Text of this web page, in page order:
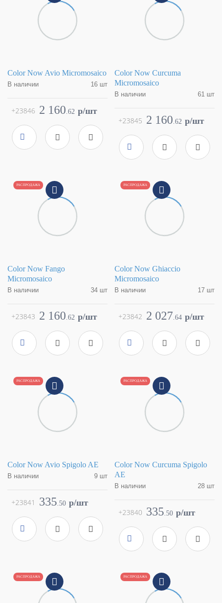
Color Now Avio Micromosaico
В наличии
16 шт
FAP Ceramiche
Страна
Италия
Размер
30,5x30,5
Цвет
синий
Поверхность
матовая
2 160.62 p/шт
+23846
Color Now Curcuma
Micromosaico
В наличии
61 шт
FAP Ceramiche
Страна
Италия
Размер
30,5x30,5
Цвет
светло-коричневый
Поверхность
матовая
2 160.62 p/шт
+23845
РАСПРОДАЖА
Color Now Fango
Micromosaico
В наличии
34 шт
FAP Ceramiche
Страна
Италия
Размер
30,5x30,5
Цвет
серый
Поверхность
матовая
2 160.62 p/шт
+23843
РАСПРОДАЖА
Color Now Ghiaccio
Micromosaico
В наличии
17 шт
FAP Ceramiche
Страна
Италия
Размер
30,5x30,5
Цвет
белый
Поверхность
матовая
2 027.64 p/шт
+23842
РАСПРОДАЖА
Color Now Avio Spigolo AE
В наличии
9 шт
FAP Ceramiche
Страна
Италия
Размер
Цвет
синий
Поверхность
матовая
335.50 p/шт
+23841
РАСПРОДАЖА
Color Now Curcuma Spigolo
AE
В наличии
28 шт
FAP Ceramiche
Страна
Италия
Размер
Цвет
светло-коричневый
Поверхность
матовая
335.50 p/шт
+23840
РАСПРОДАЖА РАСПРОДАЖА